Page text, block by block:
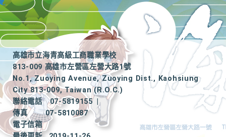
高雄市立海青高級工商職業學校
813-009 高雄市左營區左營大路1號
No.1, Zuoying Avenue, Zuoying Dist., Kaohsiung
City 813-009, Taiwan (R.O.C.)
聯絡電話
07-5819155
|
傳真
07-5810087
電子信箱